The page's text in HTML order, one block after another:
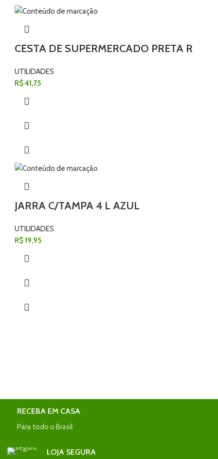
CESTA DE SUPERMERCADO PRETA R
UTILIDADES
R$41,75
JARRA C/TAMPA 4 L AZUL
UTILIDADES
R$19,95
RECEBA EM CASA
Para todo o Brasil
LOJA SEGURA